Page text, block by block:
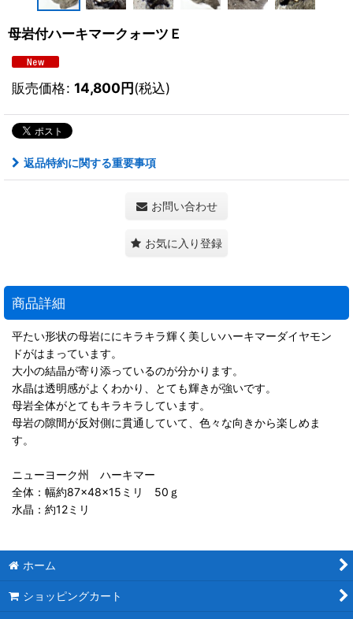
母岩付ハーキマークォーツＥ
販売価格: 14,800円(税込)
返品特約に関する重要事項
お問い合わせ
お気に入り登録
商品詳細
平たい形状の母岩ににキラキラ輝く美しいハーキマーダイヤモン
ドがはまっています。
大小の結晶が寄り添っているのが分かります。
水晶は透明感がよくわかり、とても輝きが強いです。
母岩全体がとてもキラキラしています。
母岩の隙間が反対側に貫通していて、色々な向きから楽しめま
す。
ニューヨーク州 ハーキマー
全体：幅約87×48×15ミリ 50ｇ
水晶：約12ミリ
ホーム
ショッピングカート